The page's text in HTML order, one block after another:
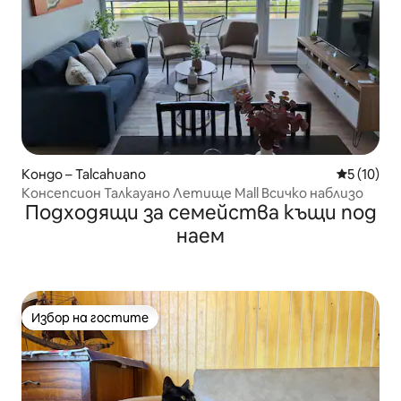
Кондо – Talcahuano Средна
5 (10)
Консепсион Талкауано Летище Mall Всичко наблизо
Подходящи за семейства къщи под
наем
Избор на гостите
Избор на гостите